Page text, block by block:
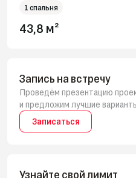
1 спальня
43,8 м²
Запись на встречу
Проведём презентацию
и предложим лучшие
Записаться
Узнайте свой лимит